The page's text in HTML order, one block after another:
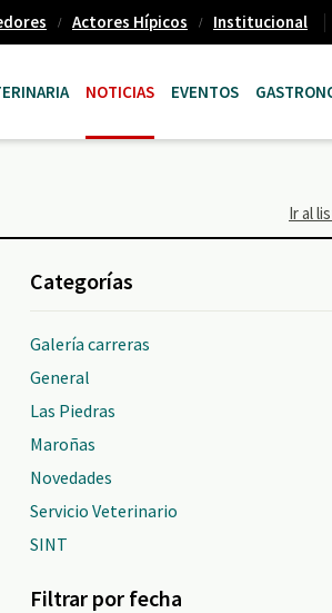
Actores Hípicos Institucional
NOTICIAS EVENTOS
Ir al
Categorías
Galería carreras
General
Las Piedras
Maroñas
Novedades
Servicio Veterinario
SINT
Filtrar por fecha